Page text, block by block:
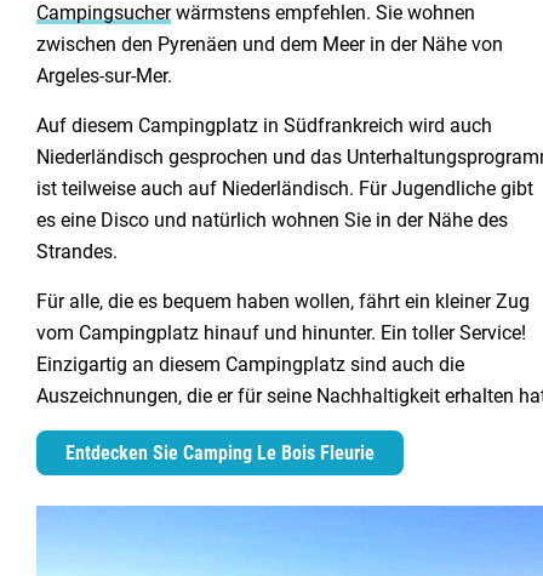
Campingsucherwärmstens empfehlen. Sie wohnen
zwischen den Pyrenäen und dem Meer in der Nähe von
Argeles-sur-Mer.
Auf diesem Campingplatz in Südfrankreich wird auch
Niederländisch gesprochen und das
ist teilweise auch auf Niederländisch. Für Jugendliche gibt
es eine Disco und natürlich wohnen Sie in der Nähe des
Strandes.
Für alle, die es bequem haben wollen, fährt ein kleiner Zug
vom Campingplatz hinauf und hinunter. Ein toller Service!
Einzigartig an diesem Campingplatz sind auch die
Auszeichnungen, die er für seine Nachhaltigkeit erhalten
Entdecken Sie Camping Le Bois Fleurie